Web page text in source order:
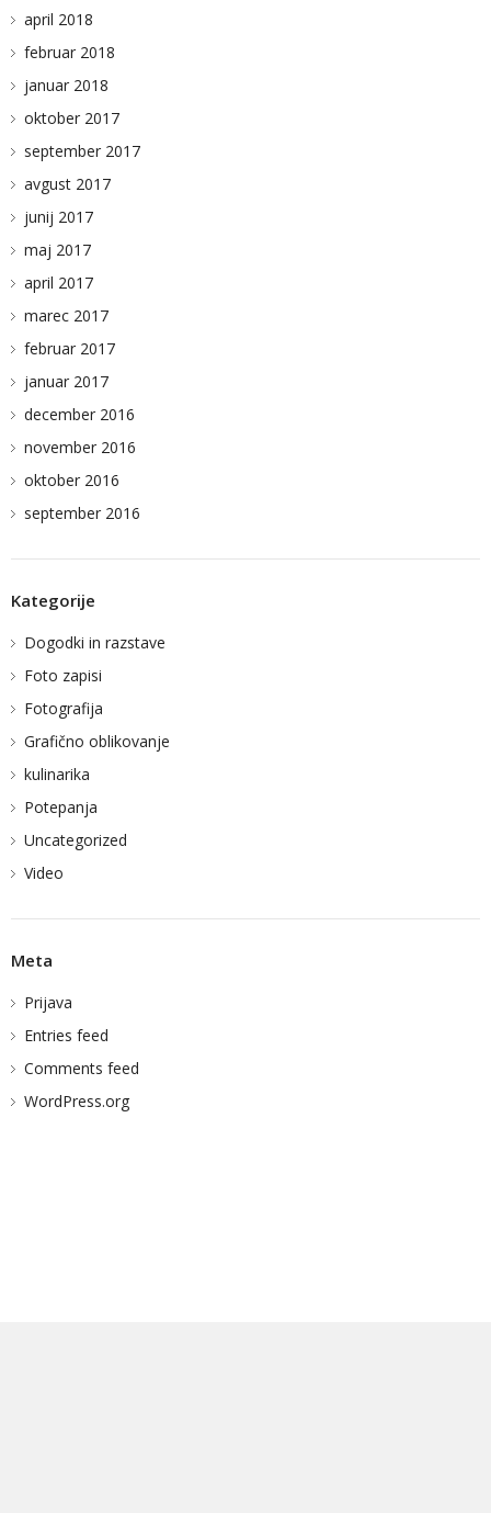
april 2018
februar 2018
januar 2018
oktober 2017
september 2017
avgust 2017
junij 2017
maj 2017
april 2017
marec 2017
februar 2017
januar 2017
december 2016
november 2016
oktober 2016
september 2016
Kategorije
Dogodki in razstave
Foto zapisi
Fotografija
Grafično oblikovanje
kulinarika
Potepanja
Uncategorized
Video
Meta
Prijava
Entries feed
Comments feed
WordPress.org